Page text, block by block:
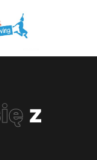
z